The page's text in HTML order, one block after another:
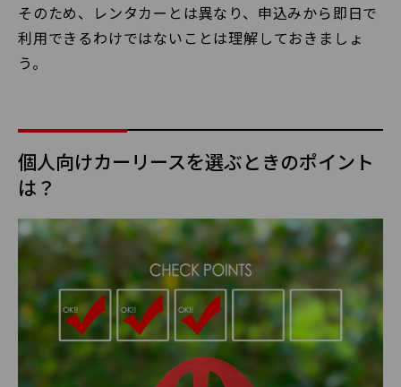
そのため、レンタカーとは異なり、申込みから即日で
利用できるわけではないことは理解しておきましょ
う。
個人向けカーリースを選ぶときのポイント
は？